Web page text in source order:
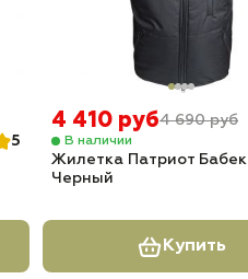
5
4 410 руб4 690 руб
В наличии
Жилетка Патриот Бабек
Черный
Купить